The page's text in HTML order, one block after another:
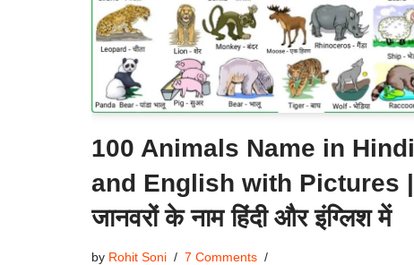
100 Animals Name in Hindi
and English with Pictures |
जानवरों के नाम हिंदी और इंग्लिश में
by Rohit Soni
7 Comments